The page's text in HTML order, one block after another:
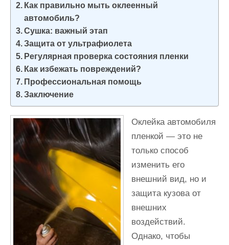
Как правильно мыть оклеенный
автомобиль?
Сушка: важный этап
Защита от ультрафиолета
Регулярная проверка состояния пленки
Как избежать повреждений?
Профессиональная помощь
Заключение
Оклейка автомобиля
пленкой — это не
только способ
изменить его
внешний вид, но и
защита кузова от
внешних
воздействий.
Однако, чтобы